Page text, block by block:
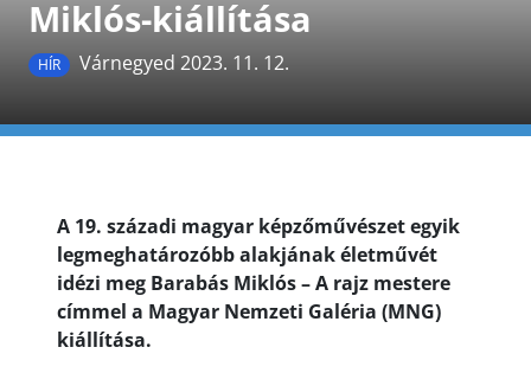
Miklós-kiállítása
HÍR Várnegyed 2023. 11. 12.
A 19. századi magyar képzőművészet egyik
legmeghatározóbb alakjának életművét
idézi meg Barabás Miklós – A rajz mestere
címmel a Magyar Nemzeti Galéria (MNG)
kiállítása.